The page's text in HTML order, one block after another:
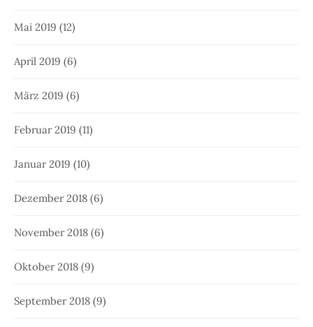
Mai 2019 (12)
April 2019 (6)
März 2019 (6)
Februar 2019 (11)
Januar 2019 (10)
Dezember 2018 (6)
November 2018 (6)
Oktober 2018 (9)
September 2018 (9)